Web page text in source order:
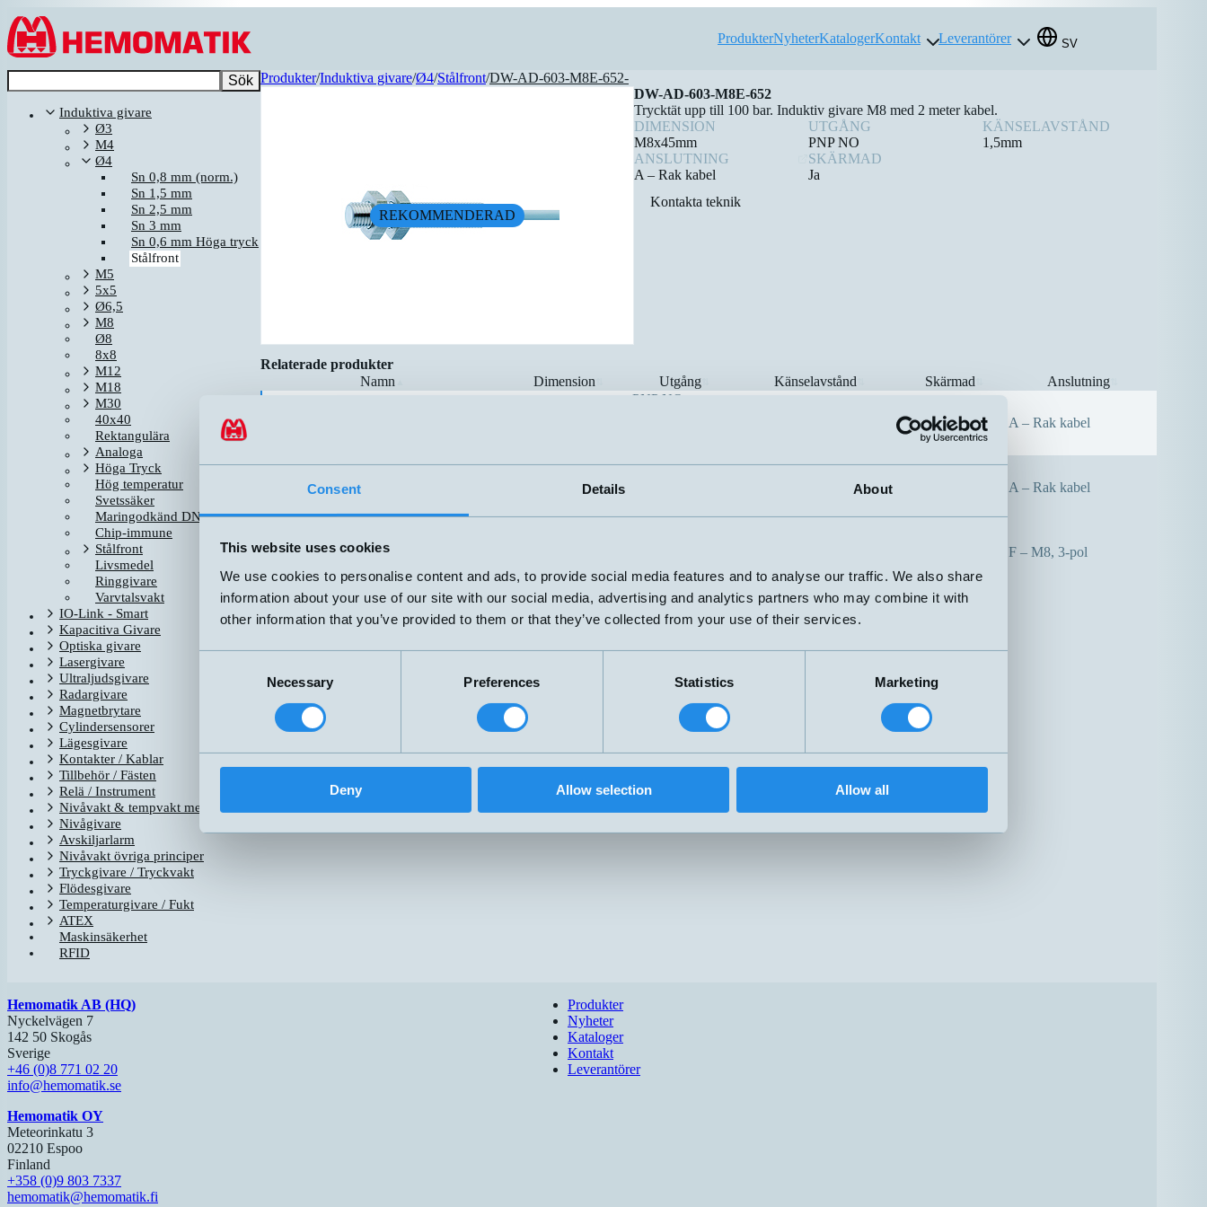
Consent Details About
This website uses cookies
We use cookies to personalise content and ads, to provide social media features and to analyse our traffic. We also share
information about your use of our site with our social media, advertising and analytics partners who may combine it with
other information that you’ve provided to them or that they’ve collected from your use of their services.
Necessary Preferences Statistics Marketing
Deny Allow selection Allow all
Hoppa till innehållet
ProdukterNyheterKatalogerKontakt Leverantörer SV
Sök
Induktiva givare
Ø3
M4
Ø4
Sn 0,8 mm (norm.)
Sn 1,5 mm
Sn 2,5 mm
Sn 3 mm
Sn 0,6 mm Höga tryck
Stålfront
M5
5x5
Ø6,5
M8
Ø8
8x8
M12
M18
M30
40x40
Rektangulära
Analoga
Höga Tryck
Hög temperatur
Svetssäker
Maringodkänd DNV-GL
Chip-immune
Stålfront
Livsmedel
Ringgivare
Varvtalsvakt
IO-Link - Smart
Kapacitiva Givare
Optiska givare
Lasergivare
Ultraljudsgivare
Radargivare
Magnetbrytare
Cylindersensorer
Lägesgivare
Kontakter / Kablar
Tillbehör / Fästen
Relä / Instrument
Nivåvakt & tempvakt med flottör
Nivågivare
Avskiljarlarm
Nivåvakt övriga principer
Tryckgivare / Tryckvakt
Flödesgivare
Temperaturgivare / Fukt
ATEX
Maskinsäkerhet
RFID
Produkter/Induktiva givare/Ø4/Stålfront/DW-AD-603-M8E-652-
REKOMMENDERAD
DW-AD-603-M8E-652
Trycktät upp till 100 bar. Induktiv givare M8 med 2 meter kabel.
DIMENSION
M8x45mm
UTGÅNG
PNP NO
KÄNSELAVSTÅND
1,5mm
ANSLUTNING
A – Rak kabel
SKÄRMAD
Ja
Kontakta teknik
Relaterade produkter
Namn
Dimension Utgång Känselavstånd Skärmad Anslutning⇅
PNP NO
Ja A – Rak kabel
DW-AD-713-04
PNP NO
A – Rak kabel
DW-AV-713-04-276 F – M8, 3-pol
Hemomatik AB (HQ)
Nyckelvägen 7
142 50 Skogås
Sverige
+46 (0)8 771 02 20
info@hemomatik.se
Hemomatik OY
Meteorinkatu 3
02210 Espoo
Finland
+358 (0)9 803 7337
hemomatik@hemomatik.fi
Produkter
Nyheter
Kataloger
Kontakt
Leverantörer